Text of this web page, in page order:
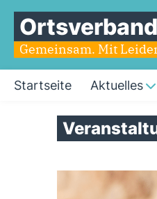
Gemeinsam. Mit
Startseite Aktuelles
Seiten